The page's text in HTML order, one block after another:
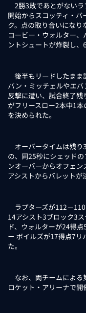
2勝3敗であとがないラ
開始からスコッティ・バ
ク。点の取り合いになり
コービー・ウォルター
ントシュートが炸裂し、
後半もリードしたまま
バン・ミッチェルやエ
反撃に遭い、試合終了
がフリースロー2本中1
を決められた。
オーバータイムは残り
の、同25秒にシェッド
ンオーバーからオフェ
アシストからバレットが
ラプターズが112－
14アシスト3ブロック3
ド、ウォルターが24得
ー ボイルズが17得点7リ
た。
なお、両チームによる
ロケット・アリーナで開